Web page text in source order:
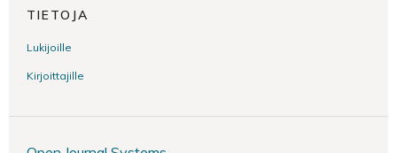
TIETOJA
Lukijoille
Kirjoittajille